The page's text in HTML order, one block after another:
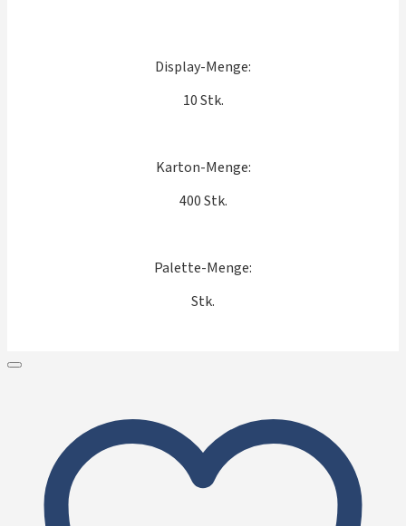
Display-Menge:
10 Stk.
Karton-Menge:
400 Stk.
Palette-Menge:
Stk.